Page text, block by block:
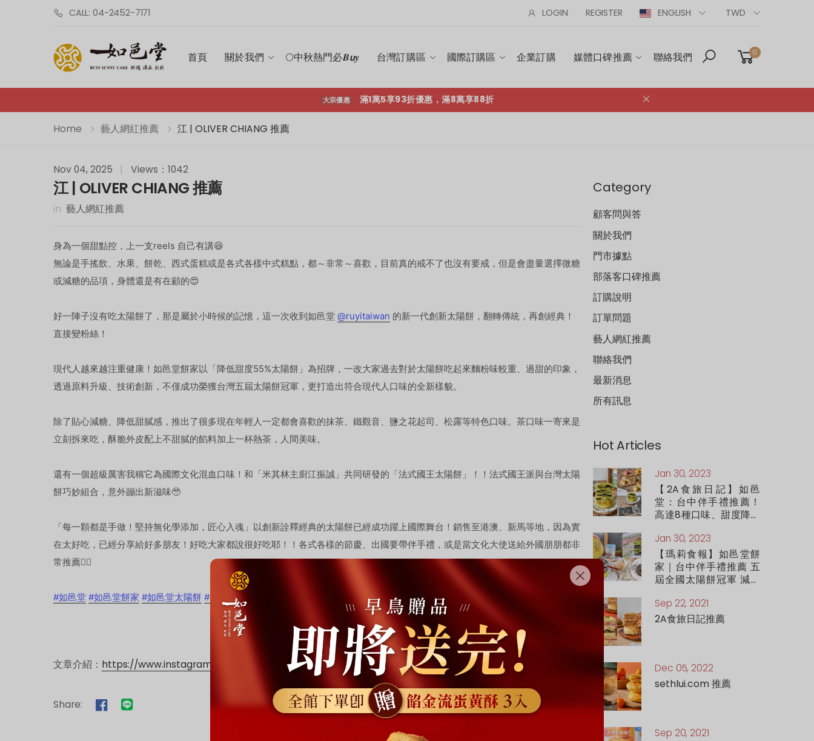
CALL: 04-2452-7171 LOGIN REGISTER ENGLISH TWD
首頁 關於我們 🌕中秋熱門必𝑩𝙪𝒚 台灣訂購區 國際訂購區 企業訂購 媒體口碑推薦 聯絡我們 0
大宗優惠 滿1萬5享93折優惠，滿8萬享88折
Home 藝人網紅推薦 江 | OLIVER CHIANG 推薦
Nov 04, 2025 | Views：1042
江 | OLIVER CHIANG 推薦
in 藝人網紅推薦
身為一個甜點控，上一支reels 自己有講😆
無論是手搖飲、水果、餅乾、西式蛋糕或是各式各樣中式糕點，都～非常～喜歡，目前真的戒不了也沒有要戒，但是會盡量選擇微糖
或減糖的品項，身體還是有在顧的😍
好一陣子沒有吃太陽餅了，那是屬於小時候的記憶，這一次收到如邑堂 @ruyitaiwan 的新一代創新太陽餅，翻轉傳統，再創經典！
直接變粉絲！
現代人越來越注重健康！如邑堂餅家以「降低甜度55%太陽餅」為招牌，一改大家過去對於太陽餅吃起來麵粉味較重、過甜的印象，
透過原料升級、技術創新，不僅成功榮獲台灣五屆太陽餅冠軍，更打造出符合現代人口味的全新樣貌。
除了貼心減糖、降低甜膩感，推出了很多現在年輕人一定都會喜歡的抹茶、鐵觀音、鹽之花起司、松露等特色口味。茶口味一寄來是
立刻拆來吃，酥脆外皮配上不甜膩的餡料加上一杯熱茶，人間美味。
還有一個超級厲害我稱它為國際文化混血口味！和「米其林主廚江振誠」共同研發的「法式國王太陽餅」！！法式國王派與台灣太陽
餅巧妙組合，意外蹦出新滋味🥹
「每一顆都是手做！堅持無化學添加，匠心入魂」以創新詮釋經典的太陽餅已經成功躍上國際舞台！銷售至港澳、新馬等地，因為實
在太好吃，已經分享給好多朋友！好吃大家都說很好吃耶！！各式各樣的節慶、出國要帶伴手禮，或是當文化大使送給外國朋朋都非
常推薦👍🏻
#如邑堂 #如邑堂餅家 #如邑堂太陽餅 #太陽餅 #法式國王太陽餅 #鳳梨酥 #伴手禮推薦
文章介紹： https://www.instagram.com/p/DLzgJuqpYzB/?img_index=1
Share:
Category
顧客問與答
關於我們
門市據點
部落客口碑推薦
訂購說明
訂單問題
藝人網紅推薦
聯絡我們
最新消息
所有訊息
Hot Articles
Jan 30, 2023
【2A食旅日記】如邑
堂：台中伴手禮推薦！
高達8種口味、甜度降低
推出高級感滿滿的松露
太陽餅！
Jan 30, 2023
【瑪莉食報】如邑堂餅
家｜台中伴手禮推薦 五
屆全國太陽餅冠軍 減糖
頂級松露太陽餅 醇厚濃
抹茶太陽餅都必買
Sep 22, 2021
2A食旅日記推薦
Dec 05, 2022
sethlui.com 推薦
Sep 20, 2021